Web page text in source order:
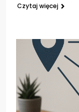
Czytaj więcej